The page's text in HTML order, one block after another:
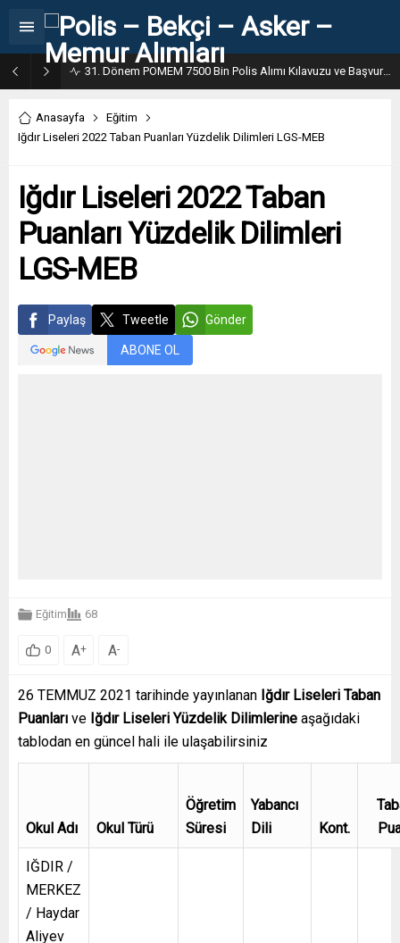
31. Dönem POMEM 7500 Bin Polis Alımı Kılavuzu ve Başvuru Ekranı
Anasayfa
Eğitim
Iğdır Liseleri 2022 Taban Puanları Yüzdelik Dilimleri LGS-MEB
Iğdır Liseleri 2022 Taban
Puanları Yüzdelik Dilimleri
LGS-MEB
Paylaş Tweetle Gönder
ABONE OL
Eğitim 68
0 A+ A-
26 TEMMUZ 2021 tarihinde yayınlanan IğdırLiseleri Taban
Puanları ve IğdırLiseleri Yüzdelik Dilimlerine aşağıdaki
tablodan en güncel hali ile ulaşabilirsiniz
Okul Adı Okul Türü
Öğretim
Süresi
Yabancı
Dili
Kont.
IĞDIR /
MERKEZ
/ Haydar
Aliyev